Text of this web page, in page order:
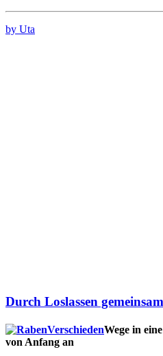
by Uta
Durch Loslassen
Wege in
von Anfang an